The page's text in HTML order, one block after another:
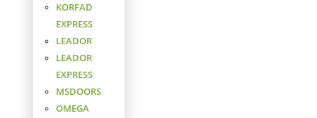
KORFAD
EXPRESS
LEADOR
LEADOR
EXPRESS
MSDOORS
OMEGA